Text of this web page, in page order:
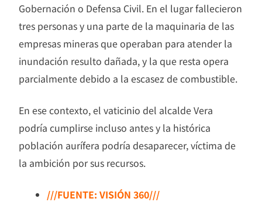
Gobernación o Defensa Civil. En el lugar fallecieron
tres personas y una parte de la maquinaria de las
empresas mineras que operaban para atender la
inundación resulto dañada, y la que resta opera
parcialmente debido a la escasez de combustible.
En ese contexto, el vaticinio del alcalde Vera
podría cumplirse incluso antes y la histórica
población aurífera podría desaparecer, víctima de
la ambición por sus recursos.
///FUENTE: VISIÓN 360///